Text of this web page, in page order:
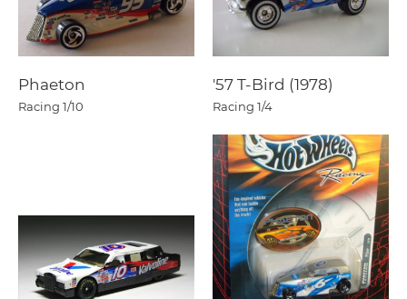
Phaeton
Racing 1/10
'57 T-Bird (1978)
Racing 1/4